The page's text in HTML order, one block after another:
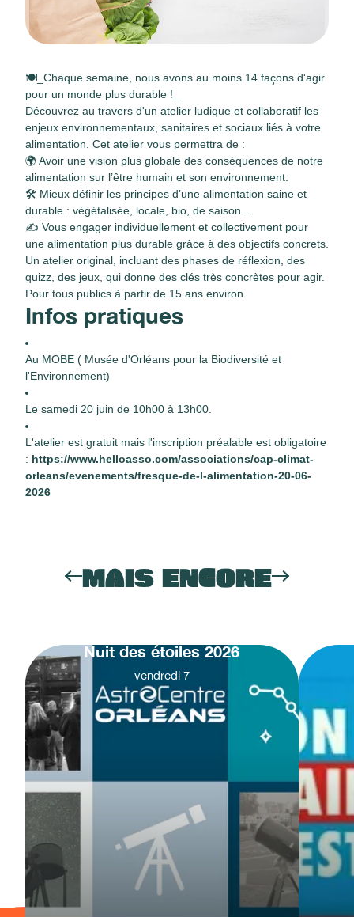
🍽️_ Chaque semaine, nous avons au moins 14 façons d'agir
pour un monde plus durable !
Découvrez au travers d'un atelier ludique et collaboratif les
enjeux environnementaux, sanitaires et sociaux liés à votre
alimentation. Cet atelier vous permettra de :
🌍 Avoir une vision plus globale des conséquences de notre
alimentation sur l’être humain et son environnement.
🛠 Mieux définir les principes d’une alimentation saine et
durable : végétalisée, locale, bio, de saison...
✍ Vous engager individuellement et collectivement pour
une alimentation plus durable grâce à des objectifs concrets.
Un atelier original, incluant des phases de réflexion, des
quizz, des jeux, qui donne des clés très concrètes pour agir.
Pour tous publics à partir de 15 ans environ.
Infos pratiques
Au MOBE ( Musée d'Orléans pour la Biodiversité et
l'Environnement)
Le samedi 20 juin de 10h00 à 13h00.
L'atelier est gratuit mais l'inscription préalable est obligatoire
: https://www.helloasso.com/associations/cap-climat-
orleans/evenements/fresque-de-l-alimentation-20-06-
2026
MAIS ENCORE
Nuit des étoiles 2026
vendredi 7